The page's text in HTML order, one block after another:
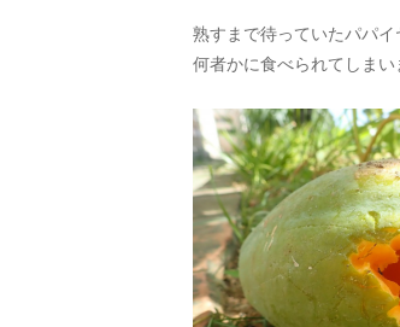
熟すまで待っていたパパイ
何者かに食べられてしまい